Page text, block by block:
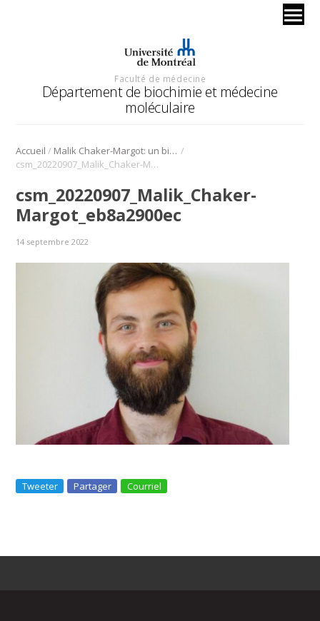
Faculté de médecine
Département de biochimie et médecine
moléculaire
Accueil / Malik Chaker-Margot: un biologiste structural à l’assaut des molécules /
csm_20220907_Malik_Chaker-Margot_eb8a2900ec
csm_20220907_Malik_Chaker-
Margot_eb8a2900ec
14 septembre 2022
Tweeter Partager Courriel